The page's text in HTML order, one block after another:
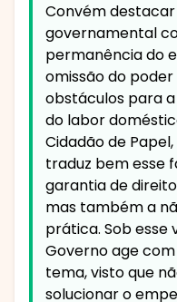
Convém
governamental
permanência do
omissão do
obstáculos para
do labor
Cidadão de
traduz bem esse
garantia de
mas também a
prática. Sob esse
Governo age
tema, visto que
solucionar o